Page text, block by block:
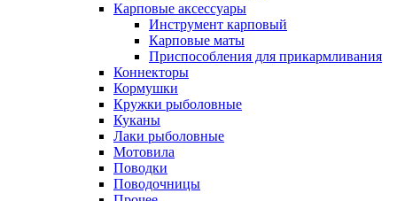
Карповые аксессуары
Инструмент карповый
Карповые маты
Приспособления для прикармливания
Коннекторы
Кормушки
Кружки рыболовные
Куканы
Лаки рыболовные
Мотовила
Поводки
Поводочницы